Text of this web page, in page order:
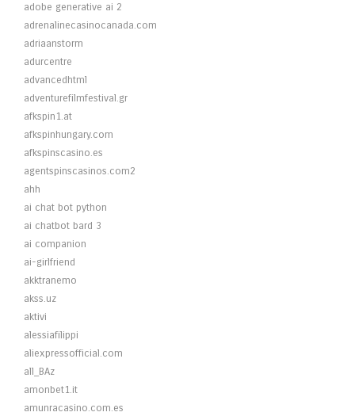
adobe generative ai 2
adrenalinecasinocanada.com
adriaanstorm
adurcentre
advancedhtml
adventurefilmfestival.gr
afkspin1.at
afkspinhungary.com
afkspinscasino.es
agentspinscasinos.com2
ahh
ai chat bot python
ai chatbot bard 3
ai companion
ai-girlfriend
akktranemo
akss.uz
aktivi
alessiafilippi
aliexpressofficial.com
all_BAz
amonbet1.it
amunracasino.com.es